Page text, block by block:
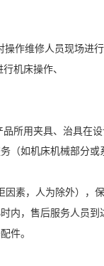
操作维修人员现场进行
机床操作、
所用夹具、治具在
（如机床机械部分或
因素，人为除外），
内，售后服务人员到
件。